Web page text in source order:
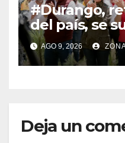
#Durango,
del país, se
Jornada
Presidenta
AGO 9, 2026
Deja un